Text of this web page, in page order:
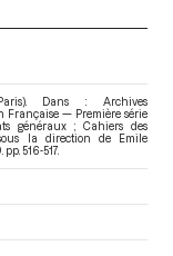
Dans : Archives
Française — Première série
généraux ; Cahiers des
la direction de Emile
516-517.